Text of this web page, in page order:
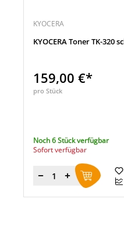
KYOCERA
KYOCERA Toner TK-320
159,00 €*
pro Stück
Noch 6 Stück verfügbar
Sofort verfügbar
Menge